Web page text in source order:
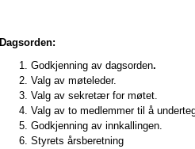
Dagsorden:
Godkjenning av dagsorden.
Valg av møteleder.
Valg av sekretær for møtet.
Valg av to medlemmer til å
Godkjenning av innkallingen.
Styrets årsberetning